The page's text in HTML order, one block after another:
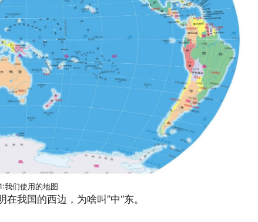
我们使用的地图
我国的西边，为啥叫”中“东。